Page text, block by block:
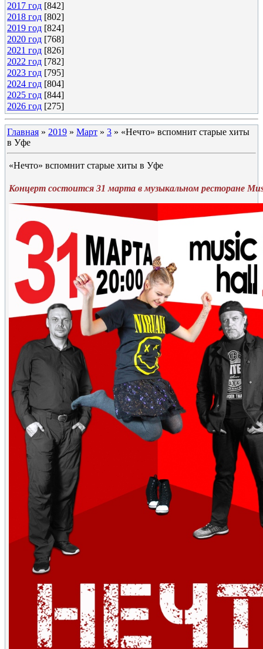
2017 год [842]
2018 год [802]
2019 год [824]
2020 год [768]
2021 год [826]
2022 год [782]
2023 год [795]
2024 год [804]
2025 год [844]
2026 год [275]
Главная » 2019 » Март » 3 » «Нечто» вспомнит старые хиты
в Уфе
«Нечто» вспомнит старые хиты в Уфе
Концерт состоится 31 марта в музыкальном ресторане